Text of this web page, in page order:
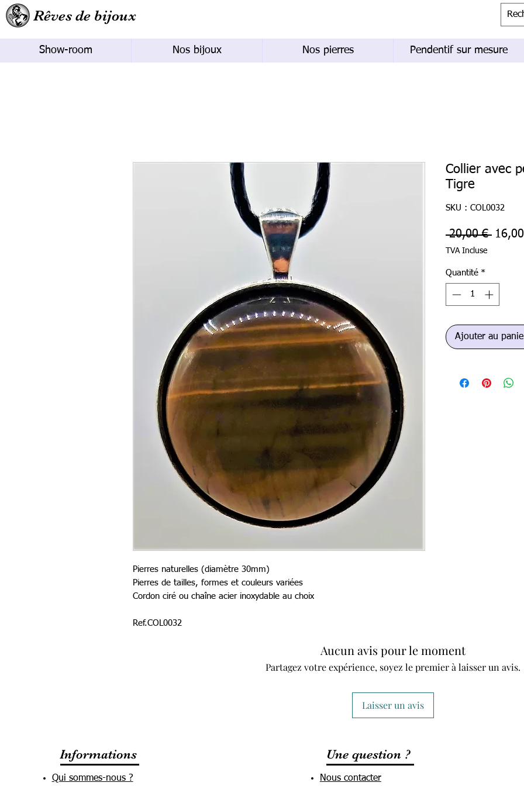
Rêves de bijoux
Show-room Nos bijoux Nos pierres Pendentif sur mesure
Pierres naturelles (diamètre 30mm)
Pierres de tailles, formes et couleurs variées
Cordon ciré ou chaîne acier inoxydable au choix
Ref.COL0032
Collier avec
Tigre
SKU : COL0032
20,00 € Prix
TVA Incluse
Quantité *
Ajouter au
Aucun avis pour le moment
Partagez votre expérience, soyez le premier à laisser un avis.
Laisser un avis
Informations
Qui sommes-nous ?
Une question ?
Nous contacter